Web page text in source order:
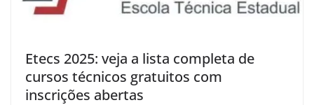
Etecs 2025: veja a lista completa de
cursos técnicos gratuitos com
inscrições abertas